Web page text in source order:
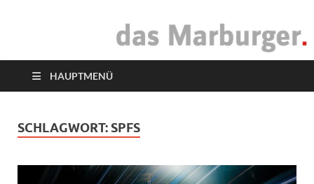
das Marburger.
HAUPTMENÜ
SCHLAGWORT: SPFS